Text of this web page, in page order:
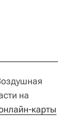
на
карты